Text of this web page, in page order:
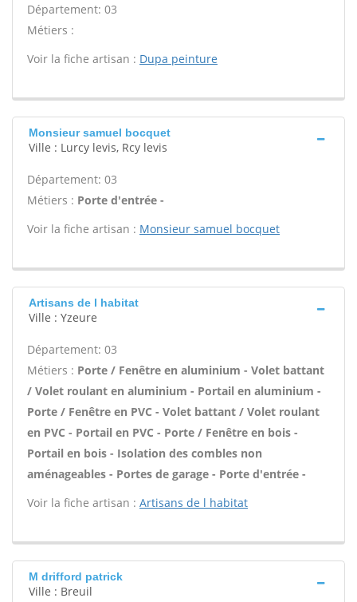
Département: 03
Métiers :
Voir la fiche artisan : Dupa peinture
Monsieur samuel bocquet
Ville : Lurcy levis, Rcy levis
Département: 03
Métiers : Porte d'entrée -
Voir la fiche artisan : Monsieur samuel bocquet
Artisans de l habitat
Ville : Yzeure
Département: 03
Métiers : Porte / Fenêtre en aluminium - Volet battant
/ Volet roulant en aluminium - Portail en aluminium -
Porte / Fenêtre en PVC - Volet battant / Volet roulant
en PVC - Portail en PVC - Porte / Fenêtre en bois -
Portail en bois - Isolation des combles non
aménageables - Portes de garage - Porte d'entrée -
Voir la fiche artisan : Artisans de l habitat
M drifford patrick
Ville : Breuil